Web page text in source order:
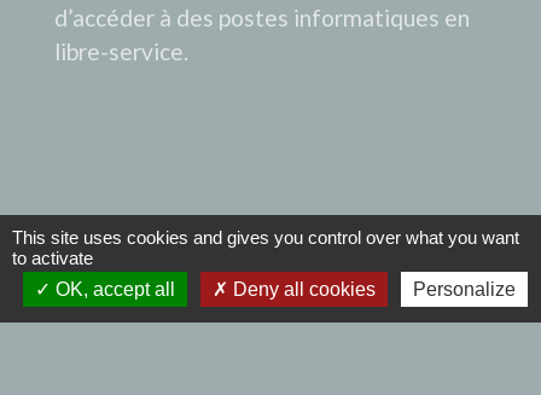
d’accéder à des postes informatiques en
libre-service.
This site uses cookies and gives you control over what you want
to activate
OK, accept all
Deny all cookies Personalize